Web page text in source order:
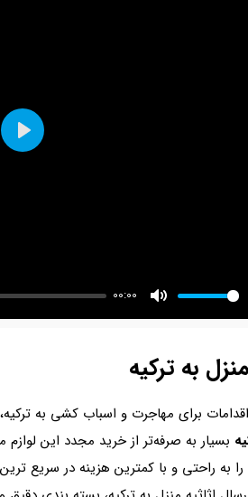
00:00
Mute
Play
به ترکیه
برای مهاجرت و اسباب کشی به
بسیار به صرفه‌تر از خرید مجدد این
را به راحتی و با کمترین هزینه در سریع